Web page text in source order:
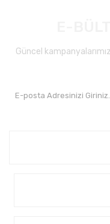
Güncel